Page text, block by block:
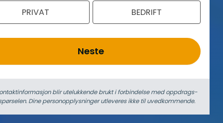
PRIVAT BEDRIFT
Neste
blir utelukkende brukt i forbindelse med oppdrags­
Dine person­­opplysninger utleveres ikke til uvedkommende.